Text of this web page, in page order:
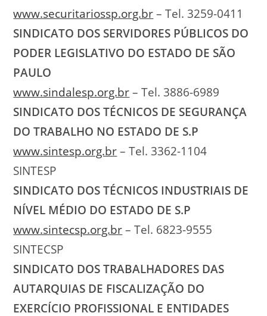
www.securitariossp.org.br – Tel. 3259-0411
SINDICATO DOS SERVIDORES PÚBLICOS DO
PODER LEGISLATIVO DO ESTADO DE SÃO
PAULO
www.sindalesp.org.br – Tel. 3886-6989
SINDICATO DOS TÉCNICOS DE SEGURANÇA
DO TRABALHO NO ESTADO DE S.P
www.sintesp.org.br – Tel. 3362-1104
SINTESP
SINDICATO DOS TÉCNICOS INDUSTRIAIS DE
NÍVEL MÉDIO DO ESTADO DE S.P
www.sintecsp.org.br – Tel. 6823-9555
SINTECSP
SINDICATO DOS TRABALHADORES DAS
AUTARQUIAS DE FISCALIZAÇÃO DO
EXERCÍCIO PROFISSIONAL E ENTIDADES